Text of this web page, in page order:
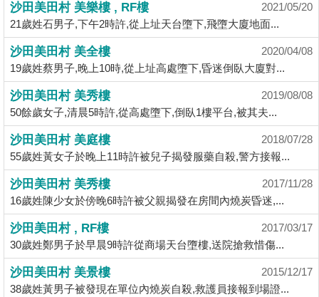
產
新
聞
數
據
公
佈
置
業
手
冊
關
於
我
沙田美田村 美樂樓 , RF樓
2021/05/20
21歲姓石男子,下午2時許,從上址天台墮下,飛墮大廈地面...
沙田美田村 美全樓
2020/04/08
19歲姓蔡男子,晚上10時,從上址高處墮下,昏迷倒臥大廈對...
沙田美田村 美秀樓
2019/08/08
50餘歲女子,清晨5時許,從高處墮下,倒臥1樓平台,被其夫...
沙田美田村 美庭樓
2018/07/28
55歲姓黃女子於晚上11時許被兒子揭發服藥自殺,警方接報...
沙田美田村 美秀樓
2017/11/28
16歲姓陳少女於傍晚6時許被父親揭發在房間內燒炭昏迷,...
沙田美田村 , RF樓
2017/03/17
30歲姓鄭男子於早晨9時許從商場天台墮樓,送院搶救惜傷...
沙田美田村 美景樓
2015/12/17
38歲姓黃男子被發現在單位內燒炭自殺,救護員接報到場證...